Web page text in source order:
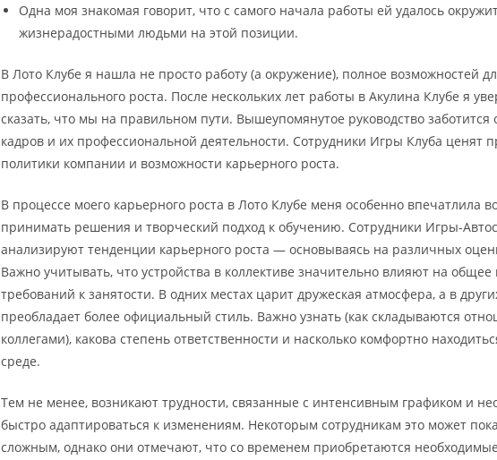
Одна моя знакомая говорит, что с самого начала работы ей удалось
жизнерадостными людьми на этой позиции.
В Лото Клубе я нашла не просто работу (а окружение), полное возможностей
профессионального роста. После нескольких лет работы в Акулина Клубе я
сказать, что мы на правильном пути. Вышеупомянутое руководство заботится
кадров и их профессиональной деятельности. Сотрудники Игры Клуба ценят
политики компании и возможности карьерного роста.
В процессе моего карьерного роста в Лото Клубе меня особенно впечатлила
принимать решения и творческий подход к обучению. Сотрудники Игры-
анализируют тенденции карьерного роста — основываясь на различных
Важно учитывать, что устройства в коллективе значительно влияют на общее
требований к занятости. В одних местах царит дружеская атмосфера, а в
преобладает более официальный стиль. Важно узнать (как складываются
коллегами), какова степень ответственности и насколько комфортно
среде.
Тем не менее, возникают трудности, связанные с интенсивным графиком и
быстро адаптироваться к изменениям. Некоторым сотрудникам это может
сложным, однако они отмечают, что со временем приобретаются